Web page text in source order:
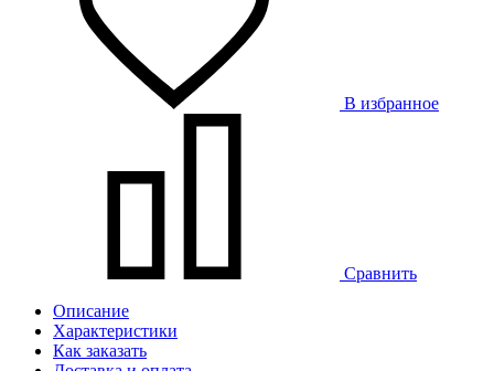
В избранное
Сравнить
Описание
Характеристики
Как заказать